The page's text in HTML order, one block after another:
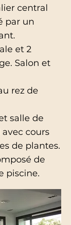
central
par un
et 2
Salon et
rez de
salle de
cours
de plantes.
de
piscine.